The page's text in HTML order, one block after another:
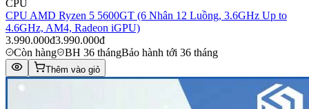
CPU
CPU AMD Ryzen 5 5600GT (6 Nhân 12 Luồng, 3.6GHz Up to
4.6GHz, AM4, Radeon iGPU)
3.990.000đ3.990.000đ
Còn hàng
BH 36 thángBảo hành tới 36 tháng
Thêm vào giỏ